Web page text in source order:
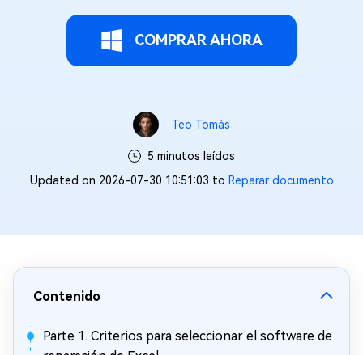
COMPRAR AHORA
Teo Tomás
5 minutos leídos
Updated on 2026-07-30 10:51:03 to Reparar documento
Contenido
Parte 1. Criterios para seleccionar el software de